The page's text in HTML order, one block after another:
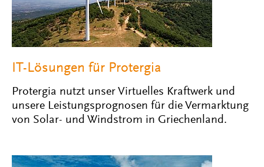
IT-Lösungen für Protergia
Protergia nutzt unser Virtuelles Kraftwerk und
unsere Leistungsprognosen für die Vermarktung
von Solar- und Windstrom in Griechenland.